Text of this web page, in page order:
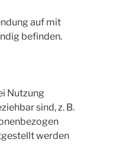
auf mit
befinden.
Nutzung
sind, z. B.
werden